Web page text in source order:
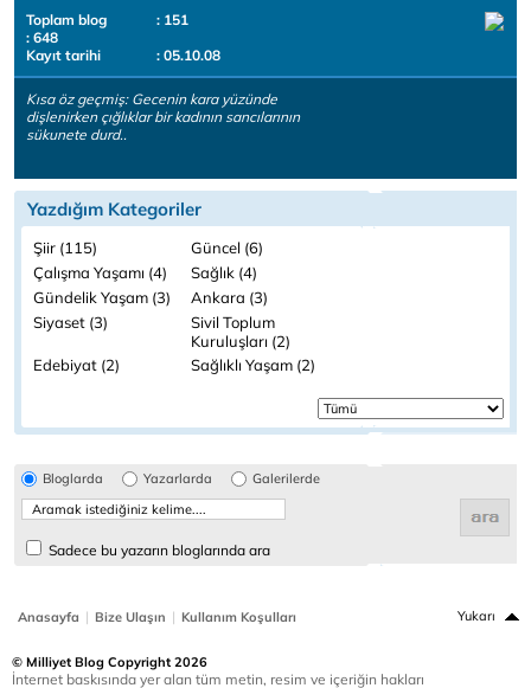
Toplam blog
: 151
: 648
Kayıt tarihi
: 05.10.08
Kısa öz geçmiş: Gecenin kara yüzünde
dişlenirken çığlıklar bir kadının sancılarının
sükunete durd..
Yazdığım Kategoriler
Şiir (115)
Güncel (6)
Çalışma Yaşamı (4)
Sağlık (4)
Gündelik Yaşam (3)
Ankara (3)
Siyaset (3)
Sivil Toplum
Kuruluşları (2)
Edebiyat (2) Sağlıklı Yaşam (2)
Bloglarda Yazarlarda Galerilerde
Sadece bu yazarın bloglarında ara
Anasayfa | Bize Ulaşın | Kullanım Koşulları Yukarı
© Milliyet Blog Copyright 2026
İnternet baskısında yer alan tüm metin, resim ve içeriğin hakları